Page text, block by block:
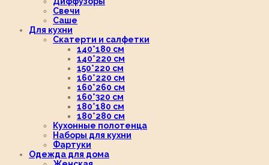
Свечи
Саше
Для кухни
Скатерти и салфетки
140*180 см
140*220 см
150*220 см
160*220 см
160*260 см
160*320 см
180*180 см
180*280 см
Кухонные полотенца
Наборы для кухни
Фартуки
Одежда для дома